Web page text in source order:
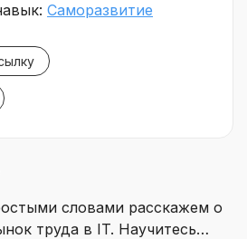
Саморазвитие
словами расскажем о
труда в IT. Научитесь